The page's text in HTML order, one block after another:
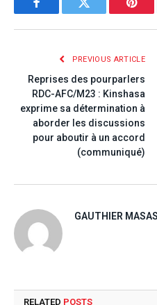
FacebookTwitter
PREVIOUS ARTICLE
Reprises des pourparlers
RDC-AFC/M23 : Kinshasa
exprime sa détermination à
aborder les discussions
pour aboutir à un accord
(communiqué)
GAUTHIER
RELATED POSTS